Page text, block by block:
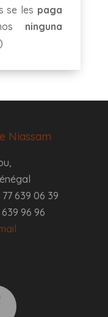
se les paga
ninguna
Niassam
639 06 39
96 96